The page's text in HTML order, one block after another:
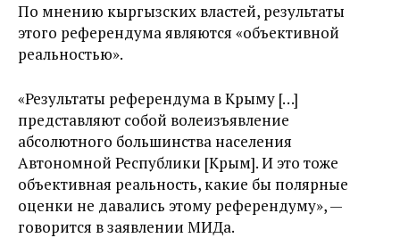
По мнению кыргызских властей, результаты
этого референдума являются «объективной
реальностью».
«Результаты референдума в Крыму […]
представляют собой волеизъявление
абсолютного большинства населения
Автономной Республики [Крым]. И это тоже
объективная реальность, какие бы полярные
оценки не давались этому референдуму», —
говорится в заявлении МИДа.